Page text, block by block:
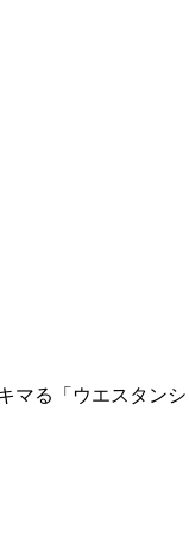
マる「ウエスタン